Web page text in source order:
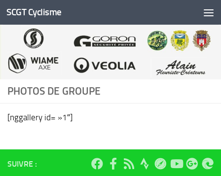
Skip to content
SCGT Cyclisme
PHOTOS DE GROUPE
[nggallery id= »1″]
SUIVRE :